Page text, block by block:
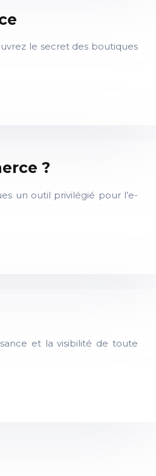
le secret des boutiques
?
un outil privilégié pour l’e-
et la visibilité de toute